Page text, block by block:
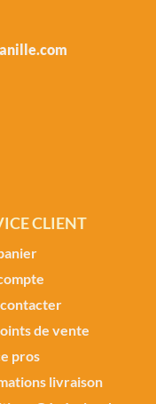
CLIENT
de vente
pros
livraison